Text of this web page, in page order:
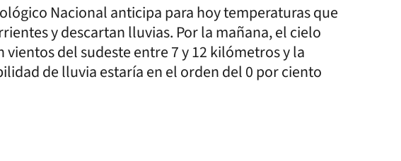
Nacional anticipa para hoy temperaturas que
y descartan lluvias. Por la mañana, el cielo
del sudeste entre 7 y 12 kilómetros y la
de lluvia estaría en el orden del 0 por ciento